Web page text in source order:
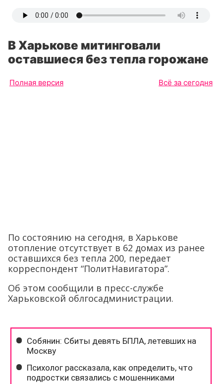
В Харькове митинговали
оставшиеся без тепла горожане
Полная версия Всё за сегодня
По состоянию на сегодня, в Харькове
отопление отсутствует в 62 домах из ранее
оставшихся без тепла 200, передает
корреспондент “ПолитНавигатора”.
Об этом сообщили в пресс-службе
Харьковской облгосадминистрации.